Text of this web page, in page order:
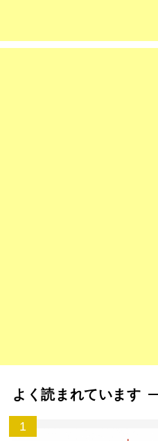
よく読まれています